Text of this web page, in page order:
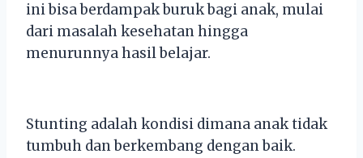
ini bisa berdampak buruk bagi anak, mulai
dari masalah kesehatan hingga
menurunnya hasil belajar.
Stunting adalahkondisi dimana anaktidak
tumbuh danberkembang denganbaik.